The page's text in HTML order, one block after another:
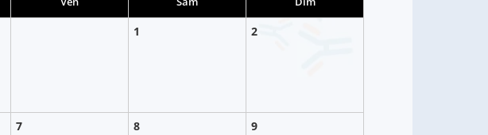
1 2
7 8 9